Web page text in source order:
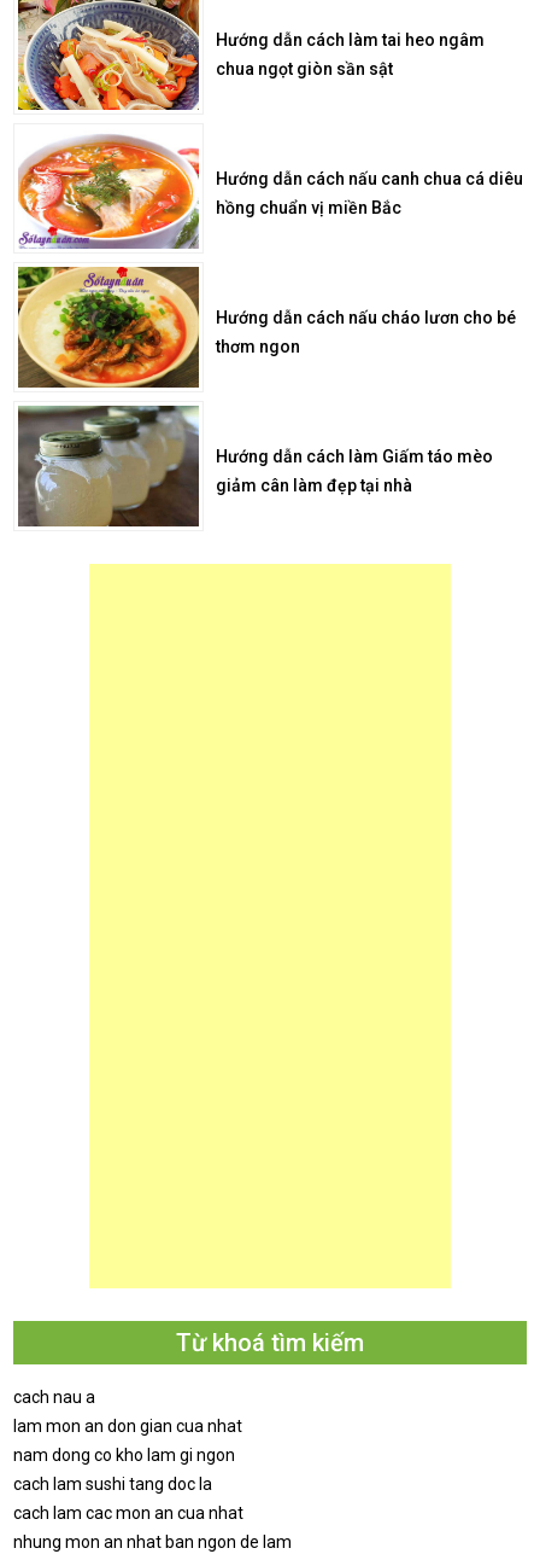
Hướng dẫn cách làm tai heo ngâm
chua ngọt giòn sần sật
Hướng dẫn cách nấu canh chua cá diêu
hồng chuẩn vị miền Bắc
Hướng dẫn cách nấu cháo lươn cho bé
thơm ngon
Hướng dẫn cách làm Giấm táo mèo
giảm cân làm đẹp tại nhà
Từ khoá tìm kiếm
cach nau a
lam mon an don gian cua nhat
nam dong co kho lam gi ngon
cach lam sushi tang doc la
cach lam cac mon an cua nhat
nhung mon an nhat ban ngon de lam